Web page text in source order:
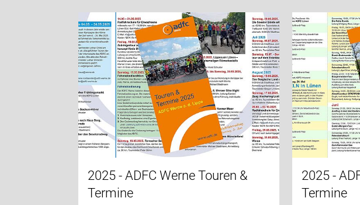
2025 - ADFC Werne Touren &
Termine
2025 -
Termine